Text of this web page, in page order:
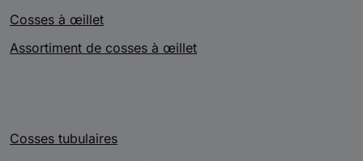
Cosses à œillet
Assortiment de cosses à œillet
Cosses tubulaires